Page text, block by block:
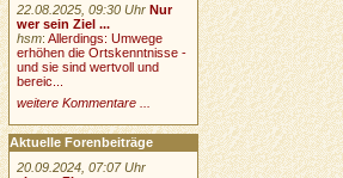
22.08.2025, 09:30 Uhr Nur
wer sein Ziel ...
hsm:Allerdings: Umwege
erhöhen die Ortskenntnisse -
und sie sind wertvoll und
bereic...
weitere Kommentare ...
Aktuelle Forenbeiträge
20.09.2024, 07:07 Uhr